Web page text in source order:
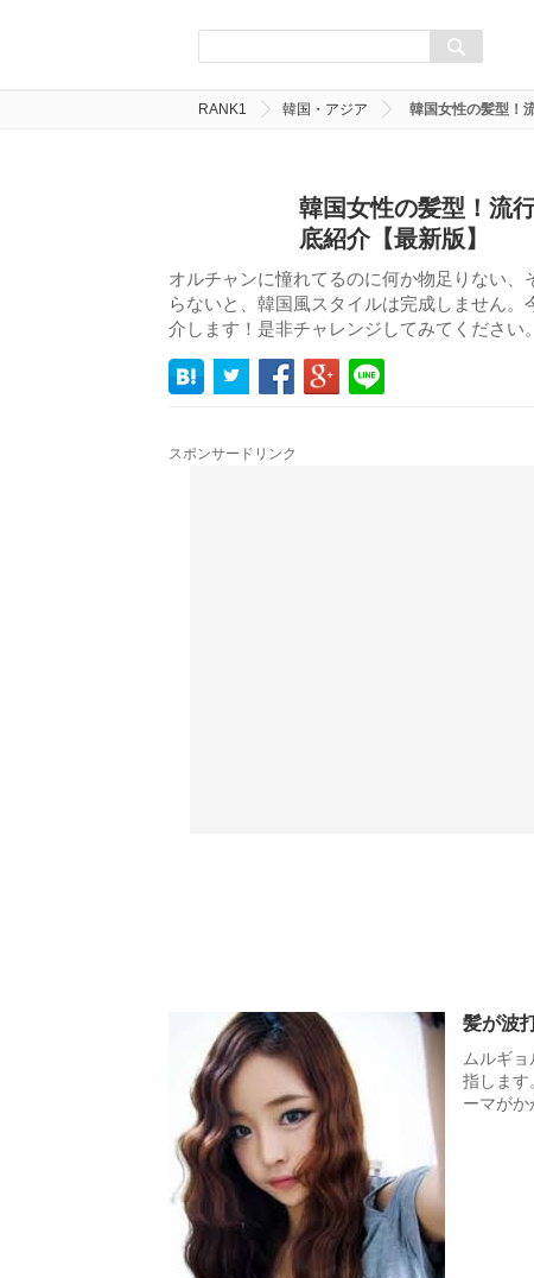
RANK1 韓国・アジア 韓国女性の髪型！
韓国女性の髪型！流
底紹介【最新版】
オルチャンに憧れてるのに何か物足りない
らないと、韓国風スタイルは完成しません
介します！是非チャレンジしてみてください。
スポンサードリンク
髪が波
ムルギ
指します
ーマがか